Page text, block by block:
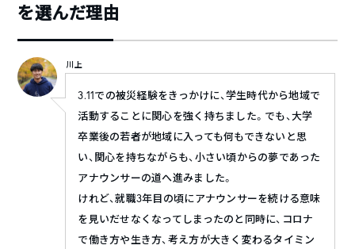
を選んだ理由
川上
3.11での被災経験をきっかけに、学生時代から地域で
活動することに関心を強く持ちました。でも、大学
卒業後の若者が地域に入っても何もできないと思
い、関心を持ちながらも、小さい頃からの夢であった
アナウンサーの道へ進みました。
けれど、就職3年目の頃にアナウンサーを続ける意味
を見いだせなくなってしまったのと同時に、コロナ
で働き方や生き方、考え方が大きく変わるタイミン